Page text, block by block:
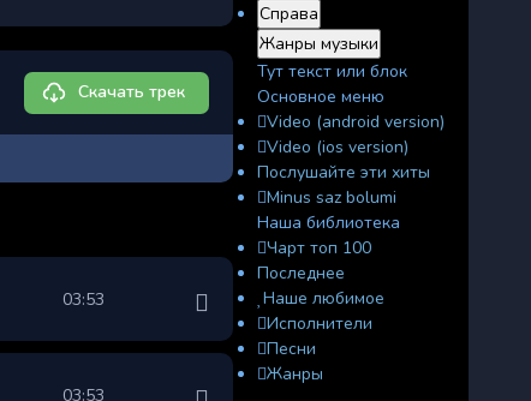
Скачать трек
03:53
03:53
Справа
Жанры музыки
Тут текст или блок
Основное меню
Video (android version)
Video (ios version)
Послушайте эти хиты
Minus saz bolumi
Наша библиотека
Чарт топ 100
Последнее
Наше любимое
Исполнители
Песни
Жанры